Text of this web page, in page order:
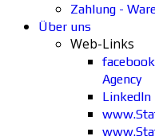
Zahlung -
Über uns
Web-Links
Agency